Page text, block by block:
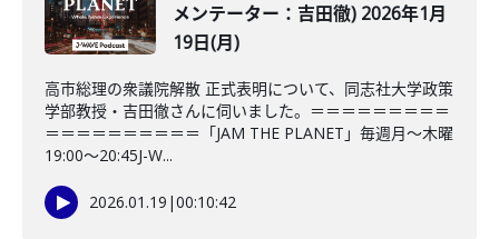
メンテーター：吉田徹) 2026年1月
19日(月)
高市総理の衆議院解散 正式表明について、同志社大学政策
学部教授・吉田徹さんに伺いました。＝＝＝＝＝＝＝＝＝
＝＝＝＝＝＝＝＝＝＝「JAM THE PLANET」毎週月～木曜
19:00～20:45J-W...
2026.01.19 |00:10:42